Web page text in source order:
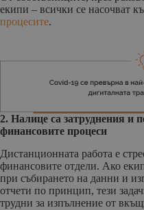
екипи – всички се насочват
процесите.
2. Налице са затруднения и
финансовите процеси
Дистанционната работа е
финансовите отдели. Ако
при събирането на данни и
отчети по принцип, тези
трудни за изпълнение от